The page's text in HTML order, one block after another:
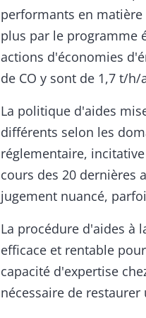
performants en
plus par le programme
actions d'économies
de CO y sont de 1,7 t/
La politique d'aides
différents selon les
réglementaire,
cours des 20 dernières
jugement nuancé,
La procédure d'aides à
efficace et rentable
capacité d'expertise
nécessaire de restaurer